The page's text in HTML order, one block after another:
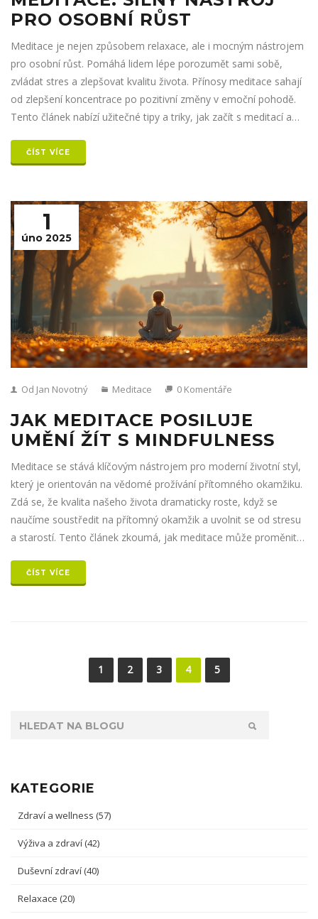
PRO OSOBNÍ RŮST
Meditace je nejen způsobem relaxace, ale i mocným nástrojem
pro osobní růst. Pomáhá lidem lépe porozumět sami sobě,
zvládat stres a zlepšovat kvalitu života. Přínosy meditace sahají
od zlepšení koncentrace po pozitivní změny v emoční pohodě.
Tento článek nabízí užitečné tipy a triky, jak začít s meditací a
ČÍST VÍCE
1
úno 2025
Od Jan Novotný Meditace 0 Komentáře
JAK MEDITACE POSILUJE
UMĚNÍ ŽÍT S MINDFULNESS
Meditace se stává klíčovým nástrojem pro moderní životní styl,
který je orientován na vědomé prožívání přítomného okamžiku.
Zdá se, že kvalita našeho života dramaticky roste, když se
naučíme soustředit na přítomný okamžik a uvolnit se od stresu
a starostí. Tento článek zkoumá, jak meditace může proměnit
každodenní život. Odhalíme její výhody a nabídneme praktické
ČÍST VÍCE
1 2 3 4 5
KATEGORIE
Zdraví a wellness (57)
Výživa a zdraví (42)
Duševní zdraví (40)
Relaxace (20)